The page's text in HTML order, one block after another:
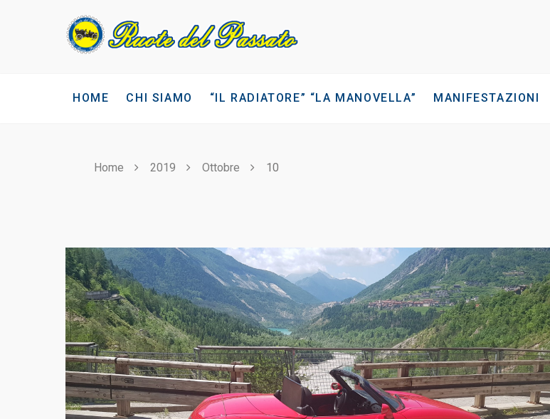
HOME CHI SIAMO “IL RADIATORE” “LA MANOVELLA” MANIFESTAZIONI
Home 2019 Ottobre 10